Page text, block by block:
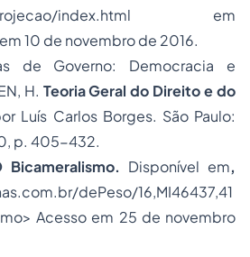
projecao/index.html em
10 de novembro de 2016.
de Governo: Democracia e
H. Teoria Geral do Direito e do
Luís Carlos Borges. São Paulo:
p. 405-432.
Bicameralismo. Disponível em,
dePeso/16,MI46437,41
Acesso em 25 de novembro